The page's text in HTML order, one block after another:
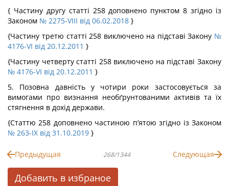
{ Частину другу статті 258 доповнено пунктом 8 згідно із
Законом № 2275-VIII від 06.02.2018 }
{Частину третю статті 258 виключено на підставі Закону №
4176-VI від 20.12.2011 }
{Частину четверту статті 258 виключено на підставі Закону
№ 4176-VI від 20.12.2011 }
5. Позовна давність у чотири роки застосовується за
вимогами про визнання необґрунтованими активів та їх
стягнення в дохід держави.
{Статтю 258 доповнено частиною п’ятою згідно із Законом
№ 263-IX від 31.10.2019 }
Предыдущая 268/1344 Следующая
Добавить в избраное